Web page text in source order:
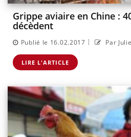
Grippe aviaire en Chine :
décèdent
Publié le 16.02.2017 | Par
LIRE L'ARTICLE